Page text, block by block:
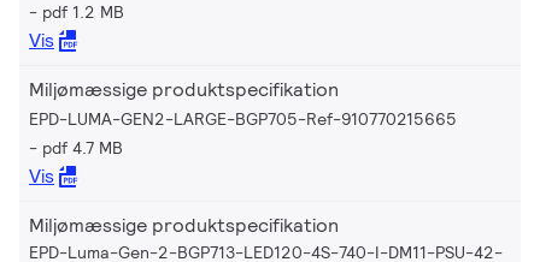
pdf 1.2 MB
Vis
Miljømæssige produktspecifikation
EPD-LUMA-GEN2-LARGE-BGP705-Ref-910770215665
pdf 4.7 MB
Vis
Miljømæssige produktspecifikation
EPD-Luma-Gen-2-BGP713-LED120-4S-740-I-DM11-PSU-42-